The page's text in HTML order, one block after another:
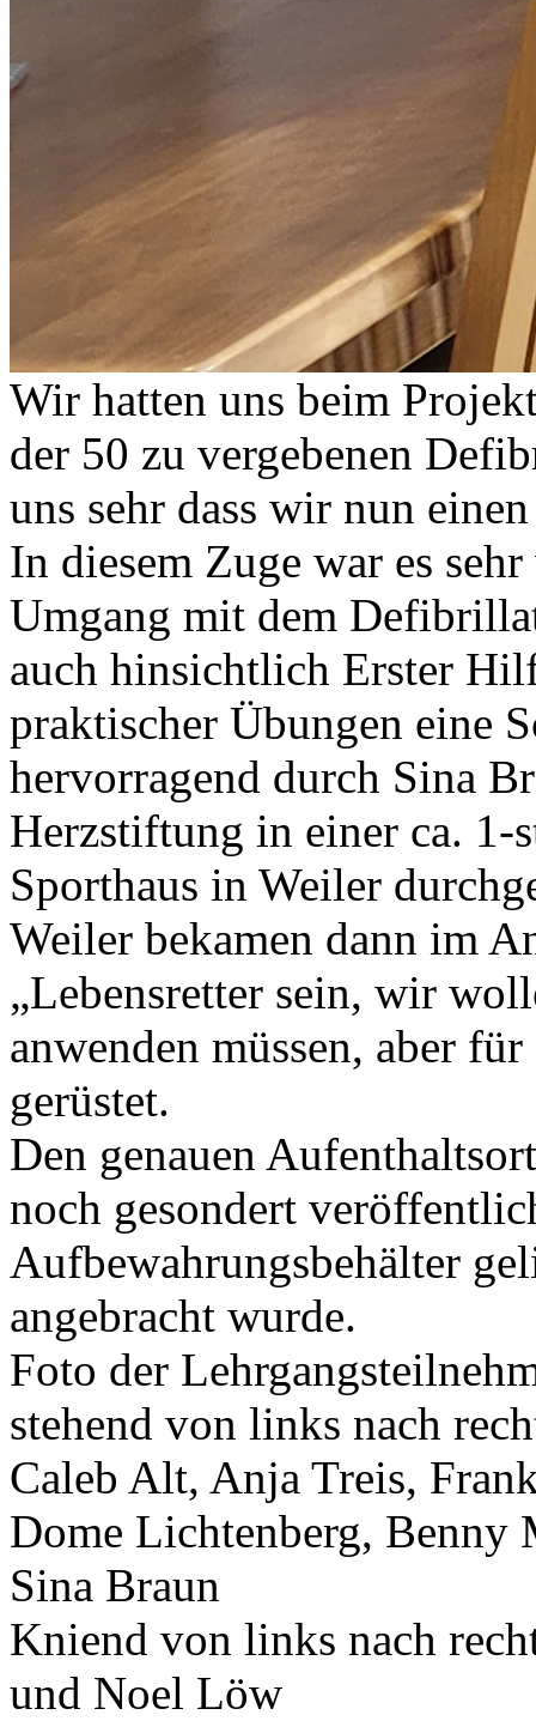
Wir hatten uns beim
der 50 zu vergebenen
uns sehr dass wir nun
In diesem Zuge war es
Umgang mit dem
auch hinsichtlich Erster
praktischer Übungen eine
hervorragend durch Sina
Herzstiftung in einer ca.
Sporthaus in Weiler
Weiler bekamen dann im
„Lebensretter sein, wir
anwenden müssen, aber
gerüstet.
Den genauen
noch gesondert
Aufbewahrungsbehälter
angebracht wurde.
Foto der
stehend von links nach
Caleb Alt, Anja Treis,
Dome Lichtenberg,
Sina Braun
Kniend von links nach
und Noel Löw